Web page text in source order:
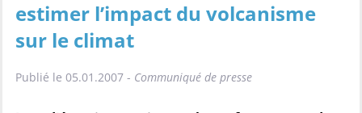
estimer l’impact du volcanisme
sur le climat
Publié le 05.01.2007 - Communiqué de presse